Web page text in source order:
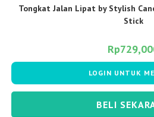
Tongkat Jalan Lipat by Stylish
Stick
Rp
LOGIN UNTUK
BELI